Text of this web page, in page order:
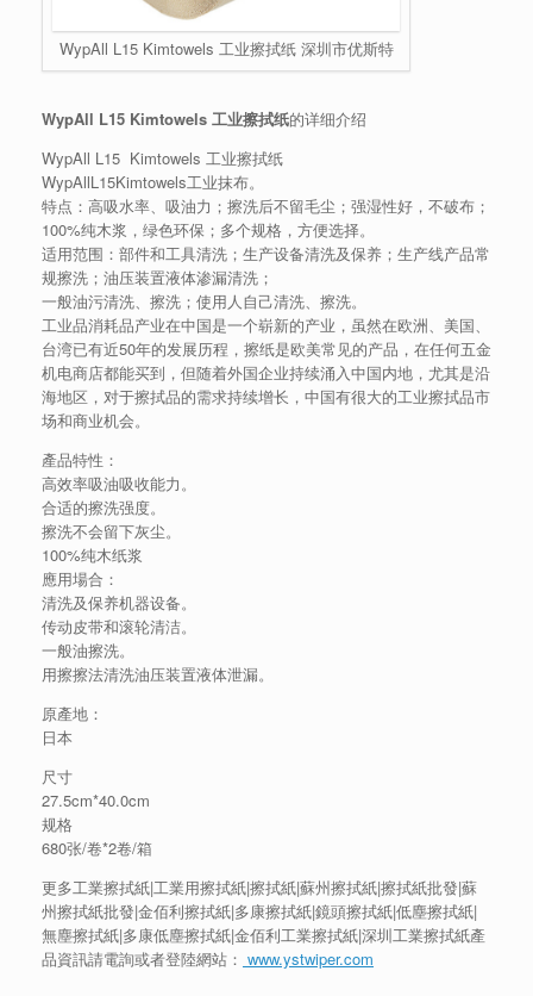
WypAll L15 Kimtowels 工业擦拭纸 深圳市优斯特
WypAll L15 Kimtowels 工业擦拭纸的详细介绍
WypAll L15 Kimtowels 工业擦拭纸
WypAllL15Kimtowels工业抹布。
特点：高吸水率、吸油力；擦洗后不留毛尘；强湿性好，不破布；
100%纯木浆，绿色环保；多个规格，方便选择。
适用范围：部件和工具清洗；生产设备清洗及保养；生产线产品常
规擦洗；油压装置液体渗漏清洗；
一般油污清洗、擦洗；使用人自己清洗、擦洗。
工业品消耗品产业在中国是一个崭新的产业，虽然在欧洲、美国、
台湾已有近50年的发展历程，擦纸是欧美常见的产品，在任何五金
机电商店都能买到，但随着外国企业持续涌入中国内地，尤其是沿
海地区，对于擦拭品的需求持续增长，中国有很大的工业擦拭品市
场和商业机会。
產品特性：
高效率吸油吸收能力。
合适的擦洗强度。
擦洗不会留下灰尘。
100%纯木纸浆
應用場合：
清洗及保养机器设备。
传动皮带和滚轮清洁。
一般油擦洗。
用擦擦法清洗油压装置液体泄漏。
原產地：
日本
尺寸
27.5cm*40.0cm
规格
680张/卷*2卷/箱
更多工業擦拭紙|工業用擦拭紙|擦拭紙|蘇州擦拭紙|擦拭紙批發|蘇
州擦拭紙批發|金佰利擦拭紙|多康擦拭紙|鏡頭擦拭紙|低塵擦拭紙|
無塵擦拭紙|多康低塵擦拭紙|金佰利工業擦拭紙|深圳工業擦拭紙產
品資訊請電詢或者登陸網站： www.ystwiper.com